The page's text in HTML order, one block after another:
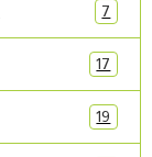
7
17
19